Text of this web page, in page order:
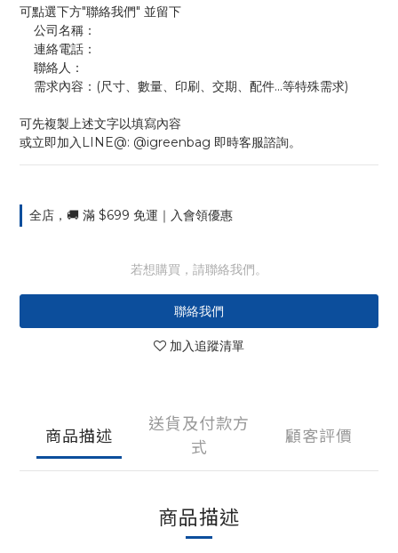
可點選下方"聯絡我們" 並留下
    公司名稱：
    連絡電話：
    聯絡人：
    需求內容：(尺寸、數量、印刷、交期、配件...等特殊需求)
可先複製上述文字以填寫內容
或立即加入LINE@: @igreenbag 即時客服諮詢。
全店，🚚 滿 $699 免運｜入會領優惠
若想購買，請聯絡我們。
聯絡我們
加入追蹤清單
商品描述
送貨及付款方
式
顧客評價
商品描述